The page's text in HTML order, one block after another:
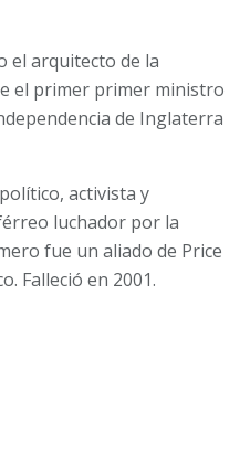
el arquitecto de la
el primer primer ministro
de Inglaterra
activista y
luchador por la
fue un aliado de Price
Falleció en 2001.